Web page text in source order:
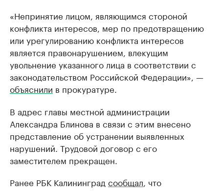
«Непринятие лицом, являющимся стороной
конфликта интересов, мер по предотвращению
или урегулированию конфликта интересов
является правонарушением, влекущим
увольнение указанного лица в соответствии с
законодательством Российской Федерации», —
объяснили в прокуратуре.
В адрес главы местной администрации
Александра Блинова в связи с этим внесено
представление об устранении выявленных
нарушений. Трудовой договор с его
заместителем прекращен.
Ранее РБК Калининград сообщал , что